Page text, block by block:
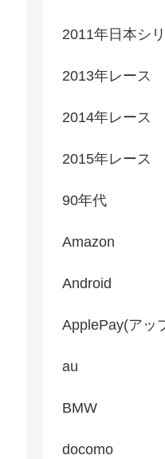
2011年日本シ
2013年レース
2014年レース
2015年レース
90年代
Amazon
Android
ApplePay(アッ
au
BMW
docomo